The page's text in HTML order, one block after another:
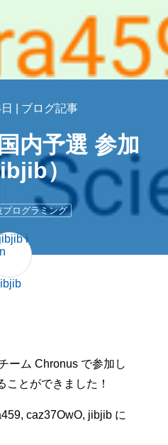
| ブログ記事
内予選 参加
）
プログラミング
ーム Chronus で参加し
ことができました！
caz37OwO, jibjib に